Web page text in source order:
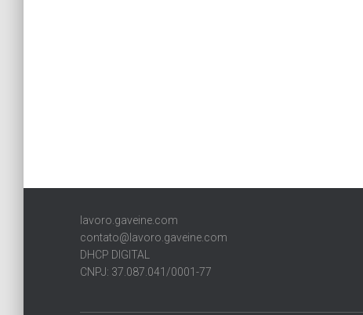
lavoro.gaveine.com
contato@lavoro.gaveine.com
DHCP DIGITAL
CNPJ: 37.087.041/0001-77